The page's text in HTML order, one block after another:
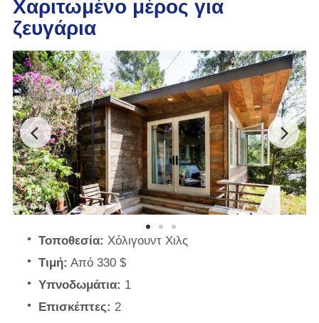
Χαριτωμένο μέρος για
ζευγάρια
Τοποθεσία: Χόλιγουντ Χιλς
Τιμή: Από 330 $
Υπνοδωμάτια: 1
Επισκέπτες: 2